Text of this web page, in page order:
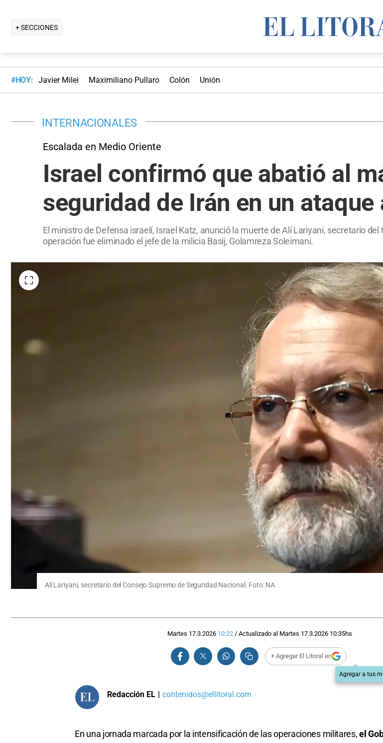
+ SECCIONES
#HOY: Javier Milei Maximiliano Pullaro Colón Unión
INTERNACIONALES
Escalada en Medio Oriente
Israel confirmó que abatió al
seguridad de Irán en un ataque
El ministro de Defensa israelí, Israel Katz, anunció la muerte de Alí Lariyani, secretario
operación fue eliminado el jefe de la milicia Basij, Golamreza Soleimani.
Alí Lariyani, secretario del Consejo Supremo de Seguridad Nacional. Foto: NA.
Martes 17.3.2026 10:22/ Actualizado al Martes 17.3.2026 10:35hs
+ Agregar El Litoral en
Agregar a tus
Redacción EL | contenidos@ellitoral.com
En una jornada marcada por la intensificación de las operaciones militares,el